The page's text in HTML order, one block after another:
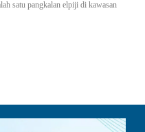
satu pangkalan elpiji di kawasan